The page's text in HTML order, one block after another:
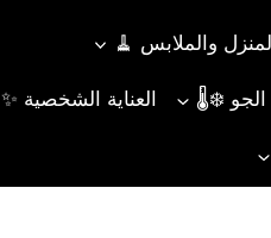
والملابس 🧹
الجو ❄️🌡️ العناية الشخصية ✨